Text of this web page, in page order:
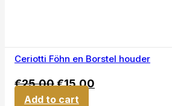
Ceriotti Föhn en Borstel houder
€25,00€15,00
Add to cart